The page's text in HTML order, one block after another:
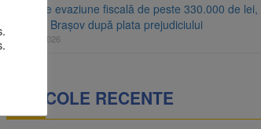
Dosar de evaziune fiscală de peste 330.000 de lei,
clasat la Brașov după plata prejudiciului
7 august 2026
ARTICOLE RECENTE